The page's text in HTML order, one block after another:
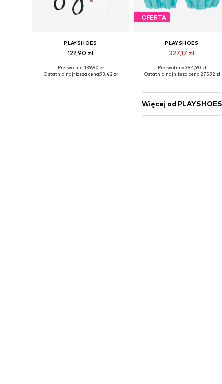
PLAYSHOES
122,90 zł
Dostępne rozmiary: XXS, XXS-XS
Pierwotnie: 139,90 zł
Ostatnia najniższa cena:93,42 zł
OFERTA
PLAYSHOES
327,17 zł
Pierwotnie: 384,90 zł
Ostatnia najniższa cena:275,92 zł
Więcej od PLAYSHOES